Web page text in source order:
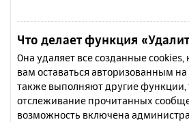
Что делает функция
Она удаляет все созданные
вам оставаться авторизованным
также выполняют другие функции,
отслеживание прочитанных
возможность включена